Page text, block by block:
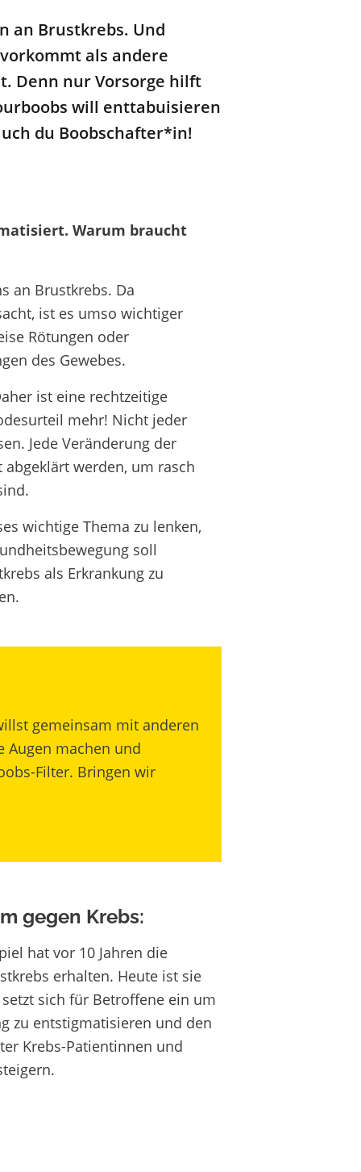
an Brustkrebs. Und
als andere
Denn nur Vorsorge hilft
will enttabuisieren
du Boobschafter*in!
Warum braucht
an Brustkrebs. Da
ist es umso wichtiger
Rötungen oder
des Gewebes.
ist eine rechtzeitige
mehr! Nicht jeder
Jede Veränderung der
werden, um rasch
wichtige Thema zu lenken,
soll
als Erkrankung zu
gemeinsam mit anderen
Augen machen und
Filter. Bringen wir
gegen Krebs:
hat vor 10 Jahren die
erhalten. Heute ist sie
sich für Betroffene ein um
zu entstigmatisieren und den
Krebs-Patientinnen und